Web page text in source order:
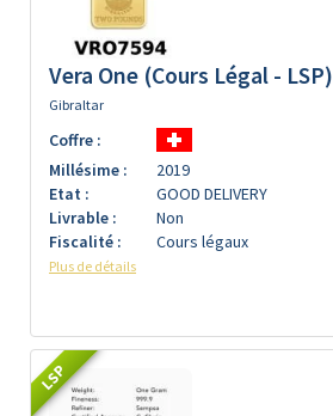
Vera One (Cours Légal - LSP)
Gibraltar
Coffre :
Millésime :
2019
Etat :
GOOD DELIVERY
Livrable :
Non
Fiscalité :
Cours légaux
Plus de détails
LSP